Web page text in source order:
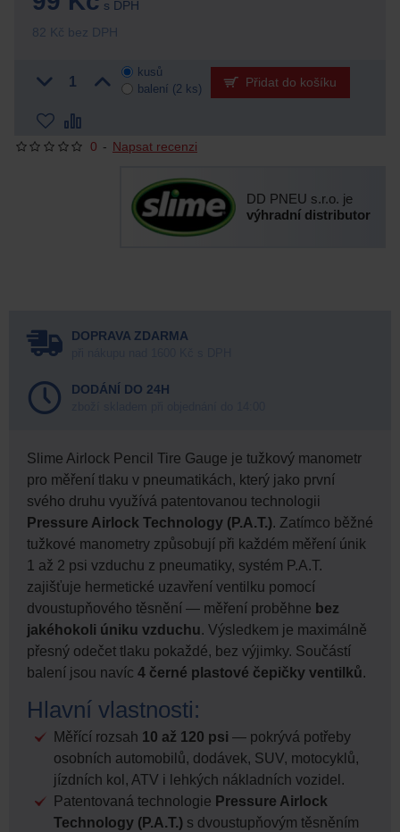
0 - Napsat recenzi
s DPH
82 Kč bez DPH
kusů
balení (2 ks)
Přidat do košíku
DD PNEU s.r.o. je
výhradní distributor
DOPRAVA ZDARMA
DODÁNÍ DO 24H
Slime Airlock Pencil Tire Gauge je tužkový manometr
pro měření tlaku v pneumatikách, který jako první
svého druhu využívá patentovanou technologii
Pressure Airlock Technology (P.A.T.). Zatímco běžné
tužkové manometry způsobují při každém měření únik
1 až 2 psi vzduchu z pneumatiky, systém P.A.T.
zajišťuje hermetické uzavření ventilku pomocí
dvoustupňového těsnění — měření proběhne bez
jakéhokoli úniku vzduchu. Výsledkem je maximálně
přesný odečet tlaku pokaždé, bez výjimky. Součástí
balení jsou navíc 4 černé plastové čepičky ventilků.
Hlavní vlastnosti:
Měřící rozsah 10 až 120 psi — pokrývá potřeby
osobních automobilů, dodávek, SUV, motocyklů,
jízdních kol, ATV i lehkých nákladních vozidel.
Patentovaná technologie Pressure Airlock
Technology (P.A.T.) s dvoustupňovým těsněním